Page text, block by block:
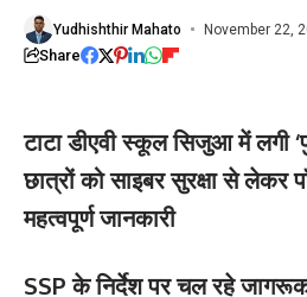
Yudhishthir Mahato November 22,
Share
टाटा डीएवी स्कूल सिजुआ में लगी
छात्रों को साइबर सुरक्षा से लेकर
महत्वपूर्ण जानकारी
SSP के निर्देश पर चल रहे